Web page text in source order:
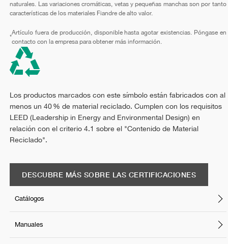
naturales. Las variaciones cromáticas, vetas y pequeñas manchas son por tanto
características de los materiales Fiandre de alto valor.
*
Artículo fuera de producción, disponible hasta agotar existencias. Póngase en
contacto con la empresa para obtener más información.
Los productos marcados con este símbolo están fabricados con al
menos un 40 % de material reciclado. Cumplen con los requisitos
LEED (Leadership in Energy and Environmental Design) en
relación con el criterio 4.1 sobre el "Contenido de Material
Reciclado".
DESCUBRE MÁS SOBRE LAS CERTIFICACIONES
Catálogos
Manuales